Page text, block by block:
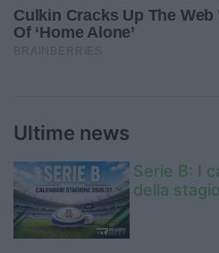
Ultime news
Serie B: I
della